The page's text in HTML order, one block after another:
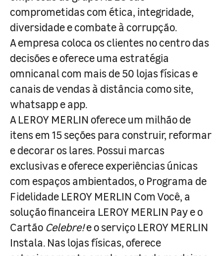
comprometidas com ética, integridade,
diversidade e combate à corrupção.
A empresa coloca os clientes no centro das
decisões e oferece uma estratégia
omnicanal com mais de 50 lojas físicas e
canais de vendas à distância como site,
whatsapp e app.
A LEROY MERLIN oferece um milhão de
itens em 15 seções para construir, reformar
e decorar os lares. Possui marcas
exclusivas e oferece experiências únicas
com espaços ambientados, o Programa de
Fidelidade LEROY MERLIN Com Você, a
solução financeira LEROY MERLIN Pay e o
Cartão Celebre!e o serviço LEROY MERLIN
Instala. Nas lojas físicas, oferece